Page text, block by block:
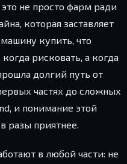
не просто фарм ради
которая заставляет
купить, что
рисковать, а когда
долгий путь от
частях до сложных
и понимание этой
разы приятнее.
в любой части: не